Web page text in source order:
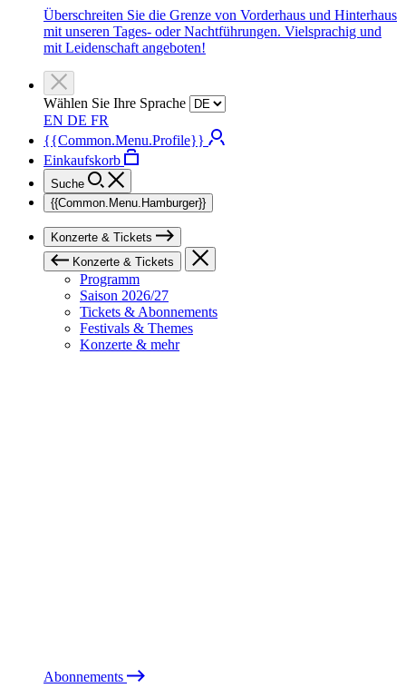
Überschreiten Sie die Grenze von Vorderhaus und Hinterhaus
mit unseren Tages- oder Nachtführungen. Vielsprachig und
mit Leidenschaft angeboten!
Wählen Sie Ihre Sprache
EN DE FR
{{Common.Menu.Profile}}
Einkaufskorb
Suche
{{Common.Menu.Hamburger}}
Konzerte & Tickets
Konzerte & Tickets
Programm
Saison 2026/27
Tickets & Abonnements
Festivals & Themes
Konzerte & mehr
Abonnements